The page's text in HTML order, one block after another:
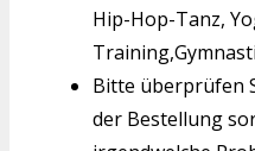
Hip-Hop-Tanz,
Bitte überprüfen
der Bestellung